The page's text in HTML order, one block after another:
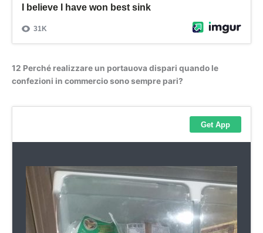
12 Perché realizzare un portauova dispari quando le
confezioni in commercio sono sempre pari?